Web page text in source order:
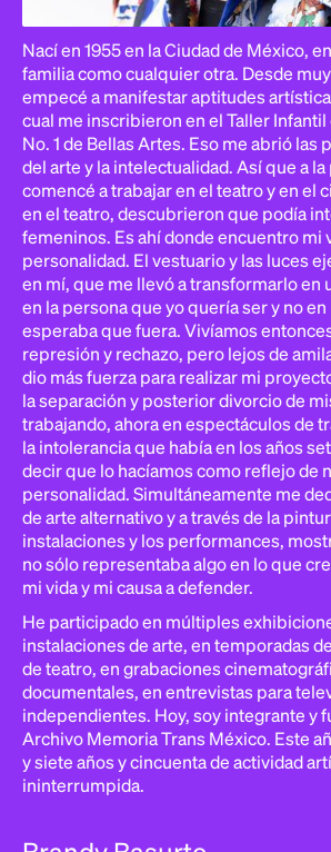
Nací en 1955 en la Ciudad de México,
familia como cualquier otra. Desde
empecé a manifestar aptitudes
cual me inscribieron en el Taller
No. 1 de Bellas Artes. Eso me abrió las
del arte y la intelectualidad. Así que a
comencé a trabajar en el teatro y en el
en el teatro, descubrieron que podía
femeninos. Es ahí donde encuentro mi
personalidad. El vestuario y las luces
en mí, que me llevó a transformarlo en
en la persona que yo quería ser y no
esperaba que fuera. Vivíamos
represión y rechazo, pero lejos de
dio más fuerza para realizar mi
la separación y posterior divorcio de
trabajando, ahora en espectáculos de
la intolerancia que había en los años
decir que lo hacíamos como reflejo de
personalidad. Simultáneamente me
de arte alternativo y a través de la
instalaciones y los performances,
no sólo representaba algo en lo que
mi vida y mi causa a defender.
He participado en múltiples
instalaciones de arte, en temporadas
de teatro, en grabaciones
documentales, en entrevistas para
independientes. Hoy, soy integrante y
Archivo Memoria Trans México. Este
y siete años y cincuenta de actividad
ininterrumpida.